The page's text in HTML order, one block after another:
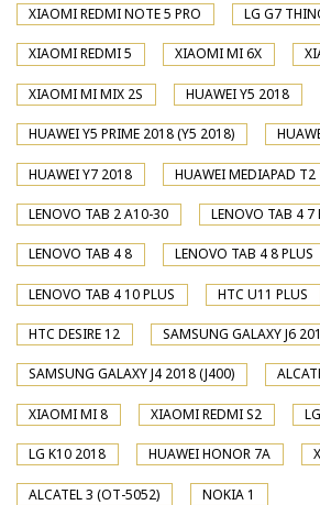
XIAOMI REDMI NOTE 5 PRO LG G7
XIAOMI REDMI 5 XIAOMI MI 6X
XIAOMI MI MIX 2S HUAWEI Y5 2018
HUAWEI Y5 PRIME 2018 (Y5 2018)
HUAWEI Y7 2018 HUAWEI MEDIAPAD T2
LENOVO TAB 2 A10-30 LENOVO TAB 4 7
LENOVO TAB 4 8 LENOVO TAB 4 8 PLUS
LENOVO TAB 4 10 PLUS HTC U11 PLUS
HTC DESIRE 12 SAMSUNG GALAXY J6
SAMSUNG GALAXY J4 2018 (J400)
XIAOMI MI 8 XIAOMI REDMI S2
LG K10 2018 HUAWEI HONOR 7A
ALCATEL 3 (OT-5052) NOKIA 1